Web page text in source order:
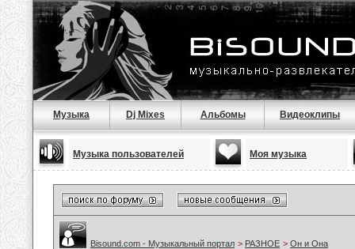
Музыка Dj Mixes Альбомы Видеоклипы
Музыка пользователей Моя музыка
Bisound.com - Музыкальный портал > РАЗНОЕ > Он и Она